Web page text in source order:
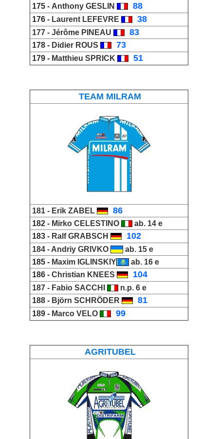
175 - Anthony GESLIN 88
176 - Laurent LEFEVRE 38
177 - Jérôme PINEAU 83
178 - Didier ROUS 73
179 - Matthieu SPRICK 51
TEAM MILRAM
181 - Erik ZABEL 86
182 - Mirko CELESTINO
ab. 14 e
183 - Ralf GRABSCH 102
184 - Andriy GRIVKO
ab. 15 e
185 - Maxim IGLINSKIY
ab. 16 e
186 - Christian KNEES 104
187 - Fabio SACCHI
n.p. 6 e
188 - Björn SCHRÖDER 81
189 - Marco VELO 99
AGRITUBEL